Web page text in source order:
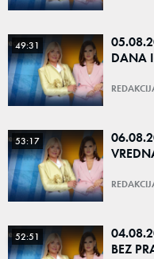
49:31
DANA
53:17
52:51
BEZ